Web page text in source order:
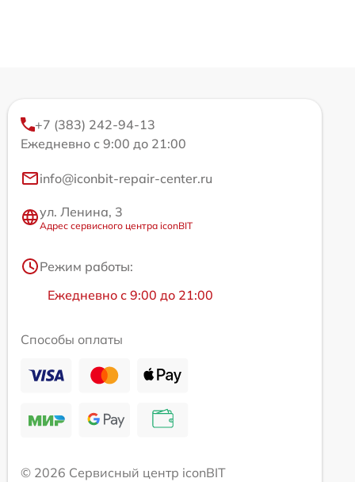
+7 (383) 242-94-13
Ежедневно с 9:00 до 21:00
info@iconbit-repair-center.ru
ул. Ленина, 3
Адрес сервисного центра iconBIT
Режим работы:
Ежедневно с 9:00 до 21:00
Способы оплаты
© 2026 Сервисный центр iconBIT